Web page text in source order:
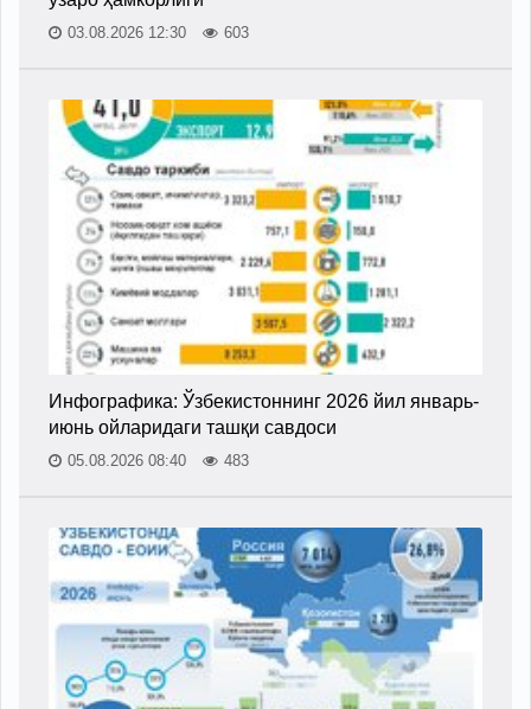
03.08.2026 12:30 603
Инфографика: Ўзбекистоннинг 2026 йил январь-
июнь ойларидаги ташқи савдоси
05.08.2026 08:40 483